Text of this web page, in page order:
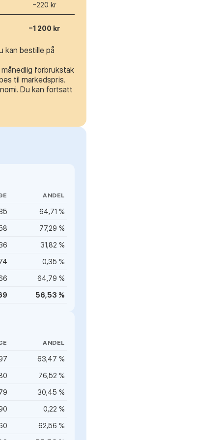
−220 kr
−1 200 kr
kan bestille på
forbrukstak
til markedspris.
Du kan fortsatt
ANDEL
64,71 %
77,29 %
31,82 %
0,35 %
64,79 %
56,53 %
ANDEL
63,47 %
76,52 %
30,45 %
0,22 %
62,56 %